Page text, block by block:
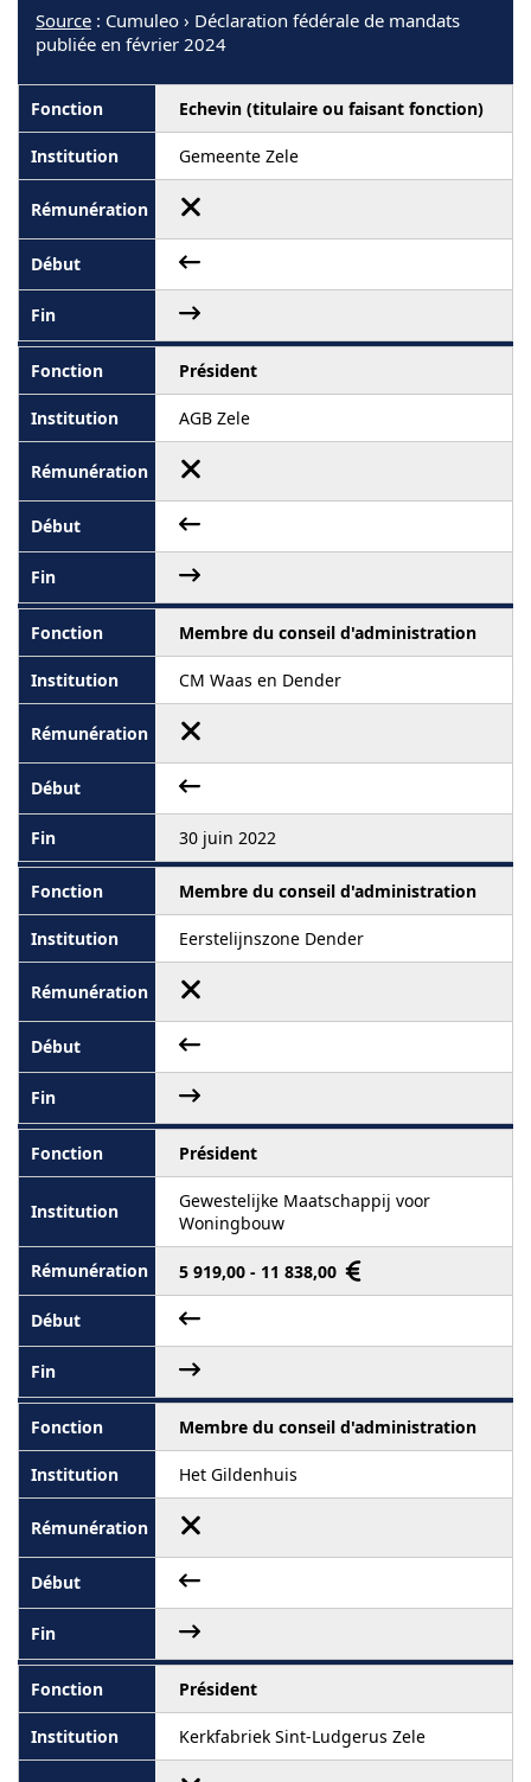
Source : Cumuleo › Déclaration fédérale de mandats
publiée en février 2024
Echevin (titulaire ou faisant fonction)
Gemeente Zele
Président
AGB Zele
Membre du conseil d'administration
CM Waas en Dender
30 juin 2022
Membre du conseil d'administration
Eerstelijnszone Dender
Président
Gewestelijke Maatschappij voor
Woningbouw
5 919,00 - 11 838,00
Membre du conseil d'administration
Het Gildenhuis
Président
Kerkfabriek Sint-Ludgerus Zele